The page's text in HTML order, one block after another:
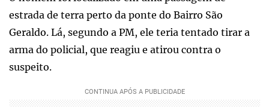
estrada de terra perto da ponte do Bairro São
Geraldo. Lá, segundo a PM, ele teria tentado tirar a
arma do policial, que reagiu e atirou contra o
suspeito.